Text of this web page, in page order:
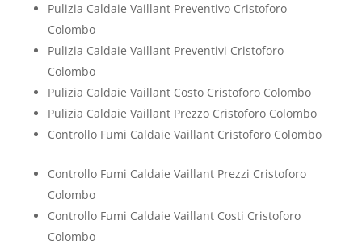
Pulizia Caldaie Vaillant Preventivo Cristoforo
Colombo
Pulizia Caldaie Vaillant Preventivi Cristoforo
Colombo
Pulizia Caldaie Vaillant Costo Cristoforo Colombo
Pulizia Caldaie Vaillant Prezzo Cristoforo Colombo
Controllo Fumi Caldaie Vaillant Cristoforo Colombo
Controllo Fumi Caldaie Vaillant Prezzi Cristoforo
Colombo
Controllo Fumi Caldaie Vaillant Costi Cristoforo
Colombo